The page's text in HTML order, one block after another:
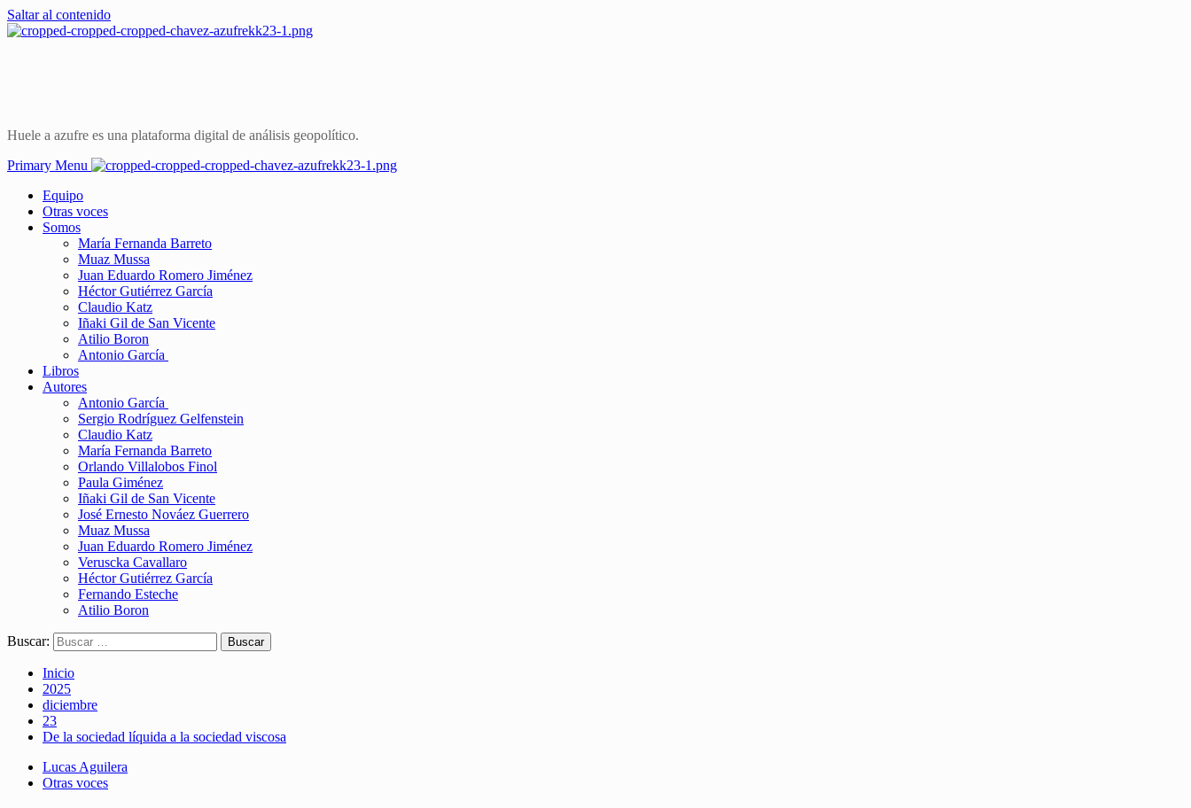
Saltar al contenido
Huele a azufre es una plataforma digital de análisis geopolítico.
Primary Menu
Equipo
Otras voces
Somos
María Fernanda Barreto
Muaz Mussa
Juan Eduardo Romero Jiménez
Héctor Gutiérrez García
Claudio Katz
Iñaki Gil de San Vicente
Atilio Boron
Antonio García
Libros
Autores
Antonio García
Sergio Rodríguez Gelfenstein
Claudio Katz
María Fernanda Barreto
Orlando Villalobos Finol
Paula Giménez
Iñaki Gil de San Vicente
José Ernesto Nováez Guerrero
Muaz Mussa
Juan Eduardo Romero Jiménez
Veruscka Cavallaro
Héctor Gutiérrez García
Fernando Esteche
Atilio Boron
Buscar:
Inicio
2025
diciembre
23
De la sociedad líquida a la sociedad viscosa
Lucas Aguilera
Otras voces